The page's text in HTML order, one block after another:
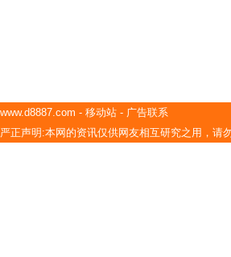
www.d8887.com - 移动站 - 广告联系
严正声明:本网的资讯仅供网友相互研究之用，请